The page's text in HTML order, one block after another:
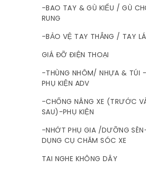
-BAO TAY & GÙ KIỂU / GÙ
RUNG
-BẢO VỆ TAY THẮNG / TAY
GIÁ ĐỠ ĐIỆN THOẠI
-THÙNG NHÔM/ NHỰA & TÚI -
PHỤ KIỆN ADV
-CHỐNG NÂNG XE (TRƯỚC
SAU)-PHỤ KIỆN
-NHỚT PHỤ GIA /DƯỠNG
DỤNG CỤ CHĂM SÓC XE
TAI NGHE KHÔNG DÂY